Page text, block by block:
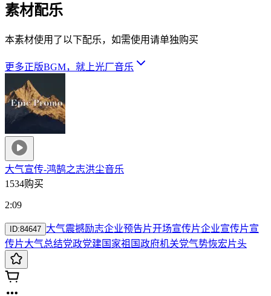
素材配乐
本素材使用了以下配乐，如需使用请单独购买
更多正版BGM，就上光厂音乐
大气宣传-鸿鹄之志洪尘音乐
1534购买
2:09
ID:84647 大气震撼励志企业预告片开场宣传片企业宣传片宣
传片大气总结党政党建国家祖国政府机关党气势恢宏片头